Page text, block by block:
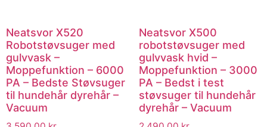
Neatsvor X520
Robotstøvsuger med
gulvvask –
Moppefunktion – 6000
PA – Bedste Støvsuger
til hundehår dyrehår –
Vacuum
Neatsvor X500
robotstøvsuger med
gulvvask hvid –
Moppefunktion – 3000
PA – Bedst i test
støvsuger til hundehår
dyrehår – Vacuum